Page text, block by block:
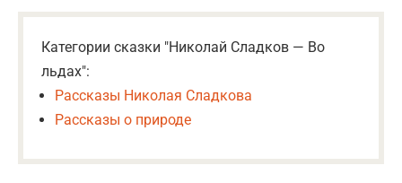
Категории сказки "Николай Сладков — Во
льдах":
Рассказы Николая Сладкова
Рассказы о природе